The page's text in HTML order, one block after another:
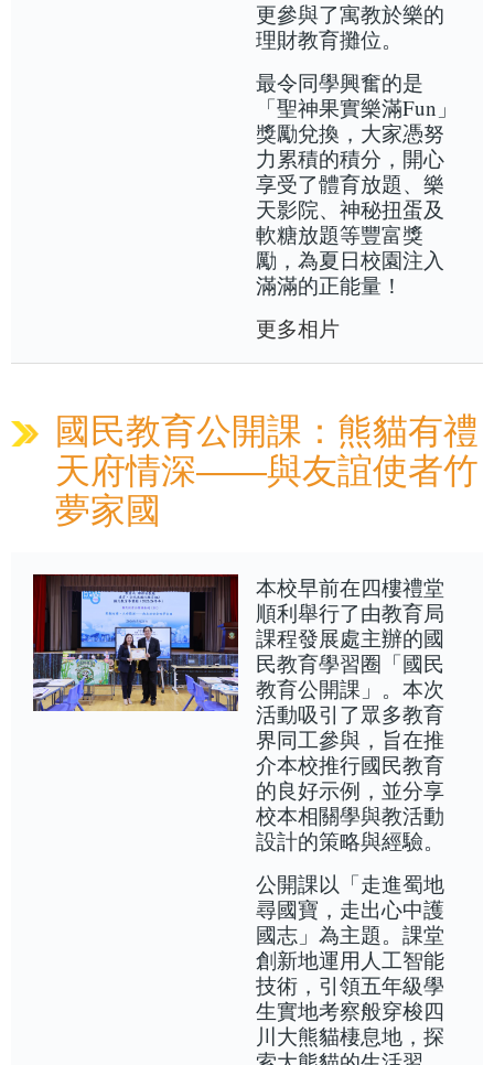
更參與了寓教於樂的
理財教育攤位。
最令同學興奮的是
「聖神果實樂滿Fun」
獎勵兌換，大家憑努
力累積的積分，開心
享受了體育放題、樂
天影院、神秘扭蛋及
軟糖放題等豐富獎
勵，為夏日校園注入
滿滿的正能量！
更多相片
國民教育公開課：熊貓有禮
天府情深——與友誼使者竹
夢家國
本校早前在四樓禮堂
順利舉行了由教育局
課程發展處主辦的國
民教育學習圈「國民
教育公開課」。本次
活動吸引了眾多教育
界同工參與，旨在推
介本校推行國民教育
的良好示例，並分享
校本相關學與教活動
設計的策略與經驗。
公開課以「走進蜀地
尋國寶，走出心中護
國志」為主題。課堂
創新地運用人工智能
技術，引領五年級學
生實地考察般穿梭四
川大熊貓棲息地，探